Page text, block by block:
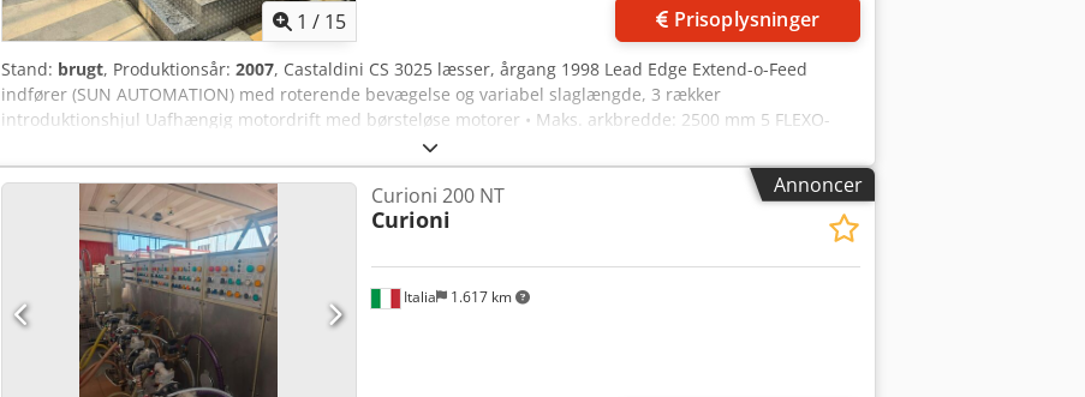
1 / 15 Prisoplysninger
Stand: brugt, Produktionsår: 2007, Castaldini CS 3025 læsser, årgang 1998 Lead Edge Extend-o-Feed
indfører (SUN AUTOMATION) med roterende bevægelse og variabel slaglængde, 3 rækker
introduktionshjul Uafhængig motordrift med børsteløse motorer • Maks. arkbredde: 2500 mm 5 FLEXO-
trykkenheder fra bunden “RAFFAELLO”, fast på gulvet – med lukket kammerskrabe og aniloxcylindre 1 stk.
IR-tørreovn fra GT-Technologies på 5. farve Split Transfer Motordreven splittegruppe med tre akselpar
Drejelig roterende stansegruppe (kan hæves for hurtige skift) Syncro Drive-enhed Falset og lim med
tællerejektor (Ero-limer) Signode ISB1600 Mono pakkebåndslukker, årgang 1998 Speedy Pau / M1700 Para
palleteringsmaskine, årgang 1996 Maks. ark-længde: 920 mm Maks. ark-længde med springindføring:
1400 mm Min. ark-længde: 280 mm Cjdpfxey Tm Uhj Acmeha Maks. hastighed: 18.000 slag/time
(mekanisk) Maks. paptykkelse: 8 mm Maks. papvægt: 1250 gr/m²
Annoncer
Italia 1.617 km
Curioni 200 NT
Curioni